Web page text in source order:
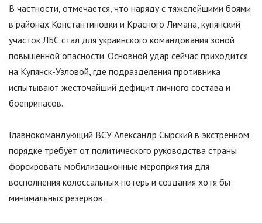
В частности, отмечается, что наряду с тяжелейшими боями
в районах Константиновки и Красного Лимана, купянский
участок ЛБС стал для украинского командования зоной
повышенной опасности. Основной удар сейчас приходится
на Купянск-Узловой, где подразделения противника
испытывают жесточайший дефицит личного состава и
боеприпасов.
Главнокомандующий ВСУ Александр Сырский в экстренном
порядке требует от политического руководства страны
форсировать мобилизационные мероприятия для
восполнения колоссальных потерь и создания хотя бы
минимальных резервов.